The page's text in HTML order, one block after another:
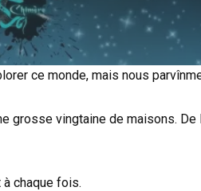
ce monde, mais nous
grosse vingtaine de maisons.
chaque fois.